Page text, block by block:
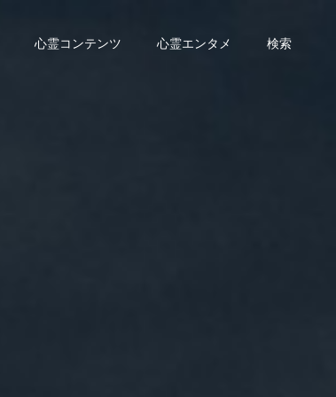
心霊コンテンツ 心霊エンタメ 検索